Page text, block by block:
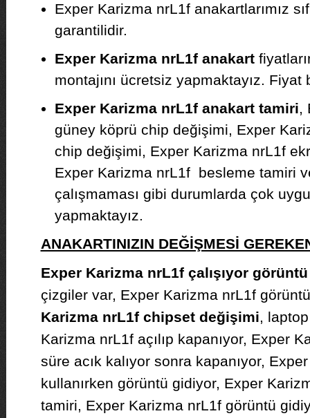
Exper Karizma nrL1f anakartlarımız
garantilidir.
Exper Karizma nrL1f anakart
montajını ücretsiz yapmaktayız. Fiyat
Exper Karizma nrL1f anakart tamiri,
güney köprü chip değişimi, Exper
chip değişimi, Exper Karizma nrL1f
Exper Karizma nrL1f besleme tamiri
çalışmaması gibi durumlarda çok
yapmaktayız.
ANAKARTINIZIN DEĞİŞMESİ
Exper Karizma nrL1f çalışıyor
çizgiler var, Exper Karizma nrL1f
Karizma nrL1f chipset değişimi,
Karizma nrL1f açılıp kapanıyor, Exper
süre acık kalıyor sonra kapanıyor,
kullanırken görüntü gidiyor, Exper
tamiri, Exper Karizma nrL1f görüntü